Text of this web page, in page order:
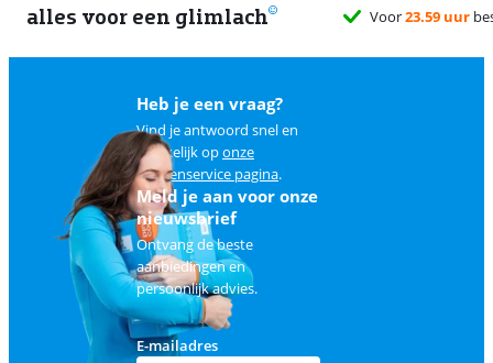
alles voor een glimlach
Heb je een vraag?
Vind je antwoord snel en
makkelijk oponze
klantenservice pagina.
Meld je aan voor onze
nieuwsbrief
Ontvang de beste
aanbiedingen en
persoonlijk advies.
E-mailadres